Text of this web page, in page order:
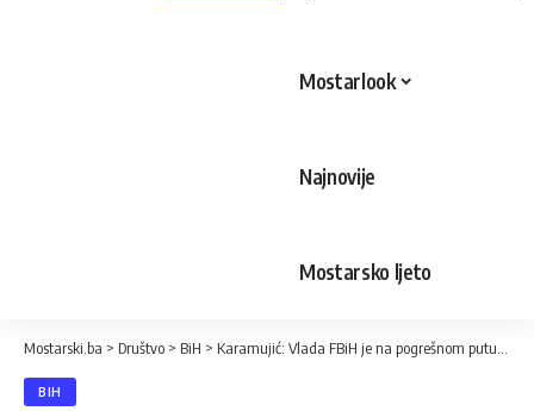
Mostarlook
Najnovije
Mostarsko ljeto
Mostarski.ba > Društvo > BiH > Karamujić: Vlada FBiH je na pogrešnom putu, ugušit će nam privredu
BIH